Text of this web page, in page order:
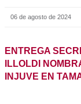
06 de agosto de 2024
ENTREGA
ILLOLDI
INJUVE EN